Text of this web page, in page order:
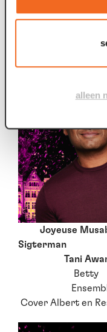
alleen
Joyeuse
Tani
Ensemble en
Cover Albert en